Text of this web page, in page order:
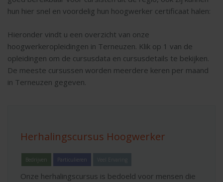
hun hier snel en voordelig hun hoogwerker certificaat halen:
Hieronder vindt u een overzicht van onze
hoogwerkeropleidingen in Terneuzen. Klik op 1 van de
opleidingen om de cursusdata en cursusdetails te bekijken.
De meeste cursussen worden meerdere keren per maand
in Terneuzen gegeven.
Herhalingscursus Hoogwerker
Bedrijven Particulieren Veel Ervaring
Onze herhalingscursus is bedoeld voor mensen die